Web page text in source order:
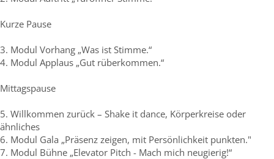
Kurze Pause
3. Modul Vorhang „Was ist Stimme.“
4. Modul Applaus „Gut rüberkommen.“
Mittagspause
5. Willkommen zurück – Shake it dance, Körperkreise oder
ähnliches
6. Modul Gala „Präsenz zeigen, mit Persönlichkeit punkten."
7. Modul Bühne „Elevator Pitch - Mach mich neugierig!“